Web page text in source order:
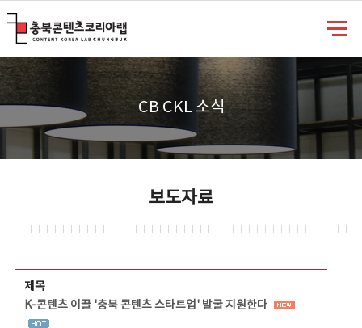
CB CKL 소식
보도자료
제목
K-콘텐츠 이끌 '충북 콘텐츠 스타트업' 발굴 지원한다